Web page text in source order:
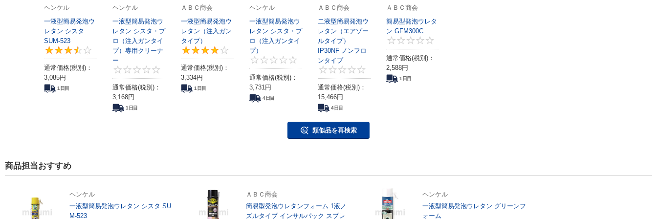
ヘンケル
一液型簡易発泡ウ
レタン シスタ
SUM-523
3.5
通常価格(税別)：
3,085円
1日目
ヘンケル
一液型簡易発泡ウ
レタン シスタ・プ
ロ（注入ガンタイ
プ）専用クリーナ
ー
0
通常価格(税別)：
3,168円
1日目
ＡＢＣ商会
一液型簡易発泡ウ
レタン（注入ガン
タイプ）
通常価格(税別)：
3,334円
1日目
ヘンケル
一液型簡易発泡ウ
レタン シスタ・プ
ロ（注入ガンタイ
プ）
通常価格(税別)：
3,731円
4日目
ＡＢＣ商会
二液型簡易発泡ウ
レタン（エアゾー
ルタイプ）
IP30NF ノンフロ
ンタイプ
通常価格(税別)：
15,466円
4日目
ＡＢＣ商会
簡易型発泡ウレタ
ン GFM300C
通常価格(税別)：
2,588円
1日目
類似品を再検索
商品担当おすすめ
ヘンケル
一液型簡易発泡ウレタン シスタ SU
M-523
ＡＢＣ商会
簡易型発泡ウレタンフォーム 1液ノ
ズルタイプ インサルパック スプレ
ヘンケル
一液型簡易発泡ウレタン グリーンフ
ォーム